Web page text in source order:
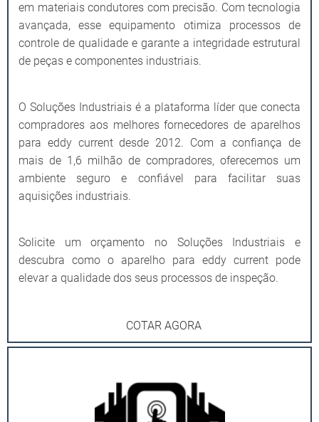
em materiais condutores com precisão. Com tecnologia
avançada, esse equipamento otimiza processos de
controle de qualidade e garante a integridade estrutural
de peças e componentes industriais.
O Soluções Industriais é a plataforma líder que conecta
compradores aos melhores fornecedores de aparelhos
para eddy current desde 2012. Com a confiança de
mais de 1,6 milhão de compradores, oferecemos um
ambiente seguro e confiável para facilitar suas
aquisições industriais.
Solicite um orçamento no Soluções Industriais e
descubra como o aparelho para eddy current pode
elevar a qualidade dos seus processos de inspeção.
COTAR AGORA